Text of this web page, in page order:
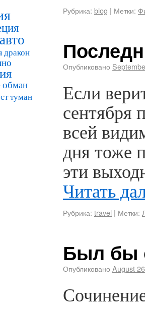
авто
дракон
обман
туман
Рубрика: blog | Метки:
Опубликовано
Если
сентября
всей
дня тоже
эти
Читать
Рубрика: travel | Метки:
Был бы
Опубликовано August